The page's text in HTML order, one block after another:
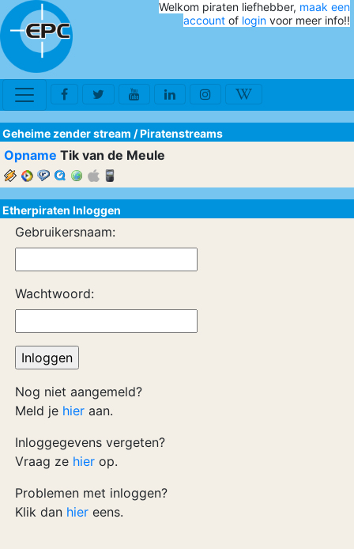
Welkom piraten liefhebber, maak een
account of login voor meer info!!
Geheime zender stream /Piratenstreams
Opname Tik van de Meule
Etherpiraten Inloggen
Gebruikersnaam:
Wachtwoord:
Nog niet aangemeld?
Meld je hier aan.
Inloggegevens vergeten?
Vraag ze hier op.
Problemen met inloggen?
Klik dan hier eens.